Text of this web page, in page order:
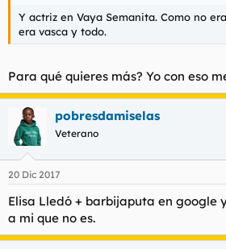
Y actriz en Vaya Semanita. Como no
era vasca y todo.
Para qué quieres más? Yo con eso
pobresdamiselas
Veterano
20 Dic 2017
Elisa Lledó + barbijaputa en google
a mi que no es.